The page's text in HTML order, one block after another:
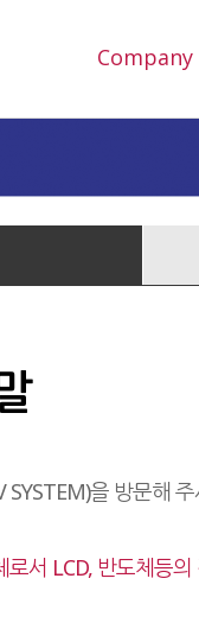
Company
을 방문해
로서 LCD, 반도체